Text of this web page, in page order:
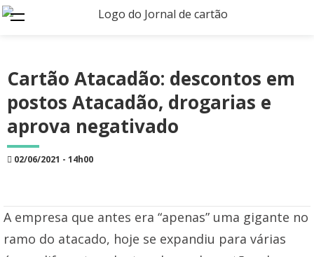
Cartão Atacadão: descontos em
postos Atacadão, drogarias e
aprova negativado
02/06/2021 - 14h00
A empresa que antes era “apenas” uma gigante no
ramo do atacado, hoje se expandiu para várias